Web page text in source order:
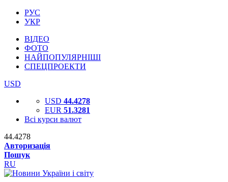
РУС
УКР
ВІДЕО
ФОТО
НАЙПОПУЛЯРНІШІ
СПЕЦПРОЕКТИ
USD
USD 44.4278
EUR 51.3281
Всі курси валют
44.4278
Авторизація
Пошук
RU